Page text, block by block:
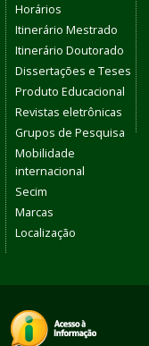
Horários
Itinerário Mestrado
Itinerário Doutorado
Dissertações e Teses
Produto Educacional
Revistas eletrônicas
Grupos de Pesquisa
Mobilidade
internacional
Secim
Marcas
Localização